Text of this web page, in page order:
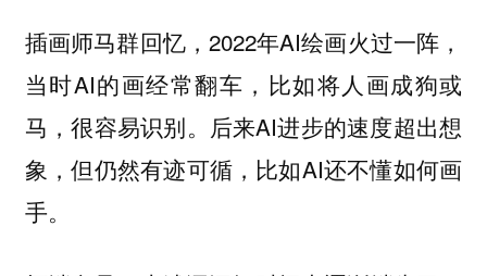
插画师马群回忆，2022年AI绘画火过一阵，
当时AI的画经常翻车，比如将人画成狗或
马，很容易识别。后来AI进步的速度超出想
象，但仍然有迹可循，比如AI还不懂如何画
手。